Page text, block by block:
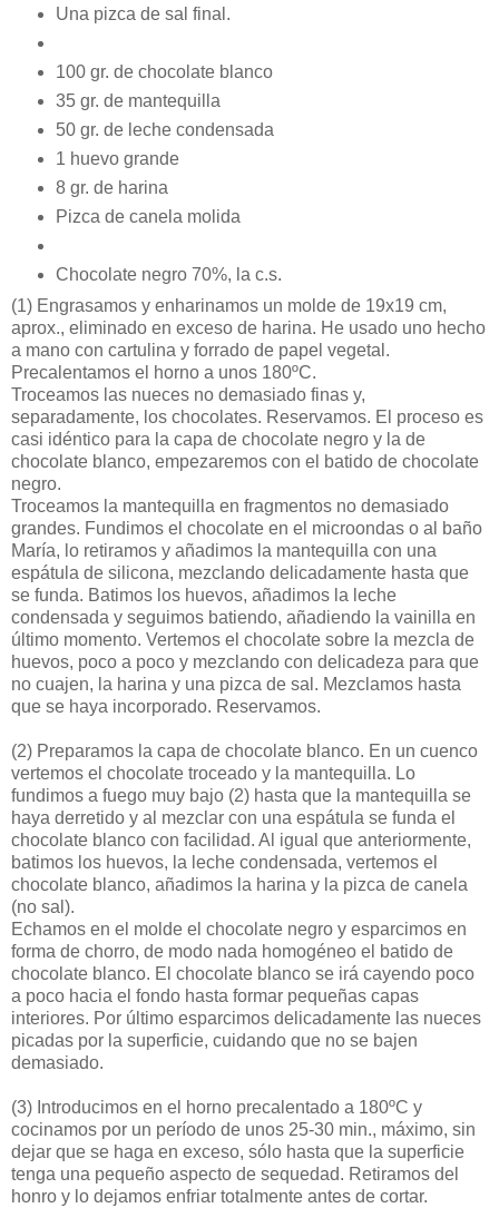
Una pizca de sal final.
100 gr. de chocolate blanco
35 gr. de mantequilla
50 gr. de leche condensada
1 huevo grande
8 gr. de harina
Pizca de canela molida
Chocolate negro 70%, la c.s.
(1) Engrasamos y enharinamos un molde de 19x19 cm,
aprox., eliminado en exceso de harina. He usado uno hecho
a mano con cartulina y forrado de papel vegetal.
Precalentamos el horno a unos 180ºC.
Troceamos las nueces no demasiado finas y,
separadamente, los chocolates. Reservamos. El proceso es
casi idéntico para la capa de chocolate negro y la de
chocolate blanco, empezaremos con el batido de chocolate
negro.
Troceamos la mantequilla en fragmentos no demasiado
grandes. Fundimos el chocolate en el microondas o al baño
María, lo retiramos y añadimos la mantequilla con una
espátula de silicona, mezclando delicadamente hasta que
se funda. Batimos los huevos, añadimos la leche
condensada y seguimos batiendo, añadiendo la vainilla en
último momento. Vertemos el chocolate sobre la mezcla de
huevos, poco a poco y mezclando con delicadeza para que
no cuajen, la harina y una pizca de sal. Mezclamos hasta
que se haya incorporado. Reservamos.
(2) Preparamos la capa de chocolate blanco. En un cuenco
vertemos el chocolate troceado y la mantequilla. Lo
fundimos a fuego muy bajo (2) hasta que la mantequilla se
haya derretido y al mezclar con una espátula se funda el
chocolate blanco con facilidad. Al igual que anteriormente,
batimos los huevos, la leche condensada, vertemos el
chocolate blanco, añadimos la harina y la pizca de canela
(no sal).
Echamos en el molde el chocolate negro y esparcimos en
forma de chorro, de modo nada homogéneo el batido de
chocolate blanco. El chocolate blanco se irá cayendo poco
a poco hacia el fondo hasta formar pequeñas capas
interiores. Por último esparcimos delicadamente las nueces
picadas por la superficie, cuidando que no se bajen
demasiado.
(3) Introducimos en el horno precalentado a 180ºC y
cocinamos por un período de unos 25-30 min., máximo, sin
dejar que se haga en exceso, sólo hasta que la superficie
tenga una pequeño aspecto de sequedad. Retiramos del
honro y lo dejamos enfriar totalmente antes de cortar.